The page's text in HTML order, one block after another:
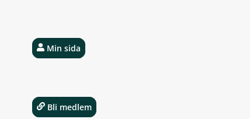
Min sida
Bli medlem